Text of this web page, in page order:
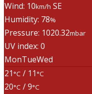
Wind: 10km/h SE
Humidity: 78%
Pressure: 1020.32mbar
UV index: 0
MonTueWed
21 °C / 11 °C
20°C / 9°C